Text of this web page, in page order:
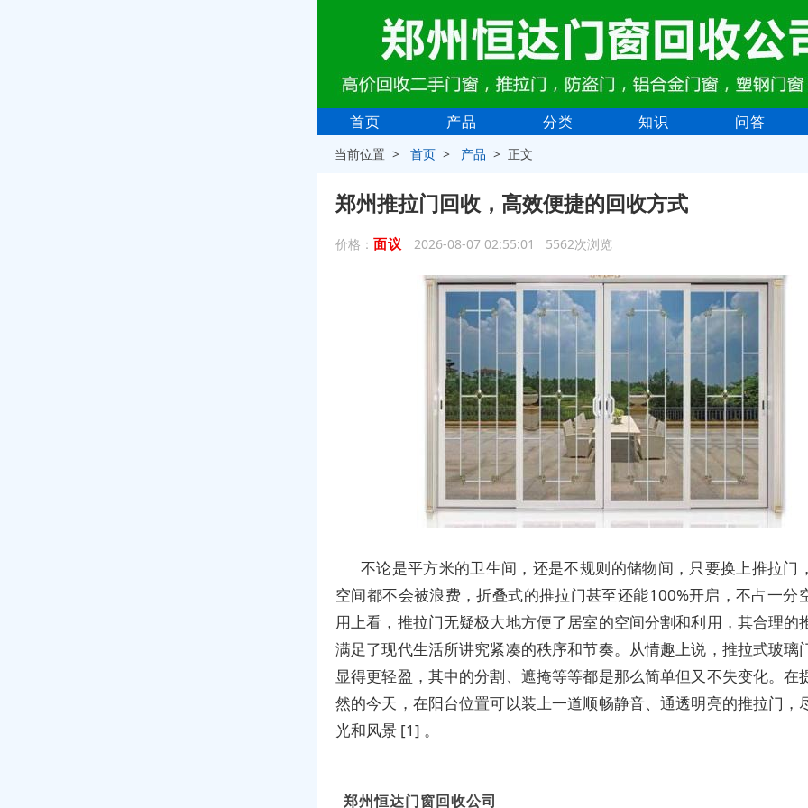
首页 产品 分类 知识 问答
当前位置 >首页 > 产品 > 正文
郑州推拉门回收，高效便捷的回收方式
价格： 面议 2026-08-07 02:55:01 5562次浏览
不论是平方米的卫生间，还是不规则的储物间，只要换上推拉门
空间都不会被浪费，折叠式的推拉门甚至还能100%开启，不占一分
用上看，推拉门无疑极大地方便了居室的空间分割和利用，其合理的
满足了现代生活所讲究紧凑的秩序和节奏。从情趣上说，推拉式玻璃
显得更轻盈，其中的分割、遮掩等等都是那么简单但又不失变化。在
然的今天，在阳台位置可以装上一道顺畅静音、通透明亮的推拉门，
光和风景 [1] 。
郑州恒达门窗回收公司